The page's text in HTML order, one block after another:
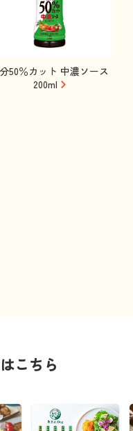
50％カット 中濃ソース
200ml
こちら